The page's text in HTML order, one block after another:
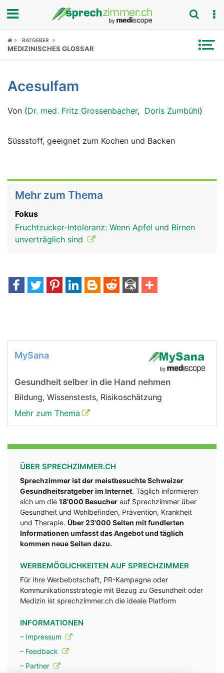
Fokus
Symptome
Untersuchungen
News
RATGEBER
MEDIZINISCHES GLOSSAR
Acesulfam
Von (Dr. med. Fritz Grossenbacher, Doris Zumbühl)
Süssstoff, geeignet zum Kochen und Backen
Mehr zum Thema
Fokus
Fruchtzucker-Intoleranz: Wenn Apfel und Birnen
unverträglich sind
MySana
Gesundheit selber in die Hand nehmen
Bildung, Wissenstests, Risikoschätzung
Mehr zum Thema
ÜBER SPRECHZIMMER.CH
Sprechzimmer ist der meistbesuchte Schweizer
Gesundheitsratgeber im Internet. Täglich informieren
sich um die 18'000 Besucher auf Sprechzimmer über
Gesundheit und Wohlbefinden, Prävention, Krankheit
und Therapie. Über 23'000 Seiten mit fundlerten
Informationen umfasst das Angebot und täglich
kommen neue Seiten dazu.
WERBEMÖGLICHKEITEN AUF SPRECHZIMMER
Für Ihre Werbebotschaft, PR-Kampagne oder
Kommunikationsstrategie mit Bezug zu Gesundheit oder
Medizin ist sprechzimmer.ch die ideale Platform
INFORMATIONEN
– Impressum
– Feedback
– Partner